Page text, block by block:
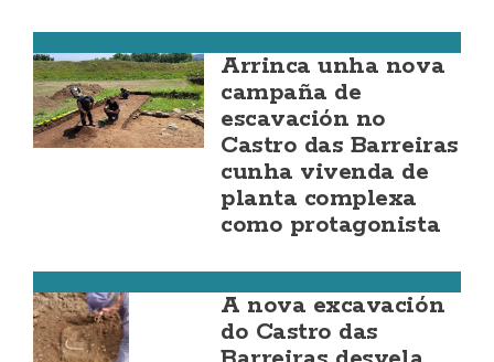
Arrinca unha nova
campaña de
escavación no
Castro das Barreiras
cunha vivenda de
planta complexa
como protagonista
A nova excavación
do Castro das